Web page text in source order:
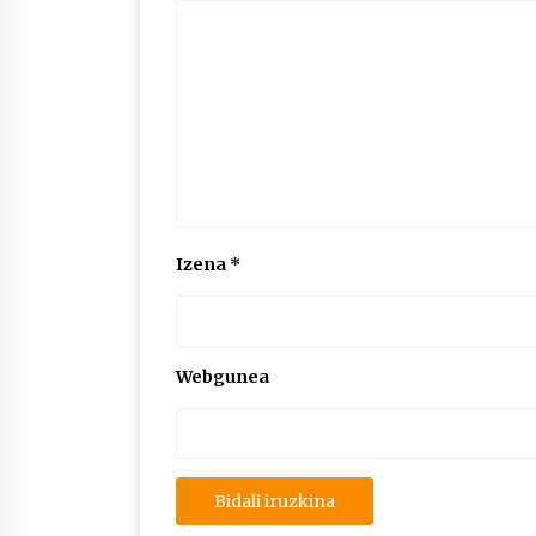
Izena *
Webgunea